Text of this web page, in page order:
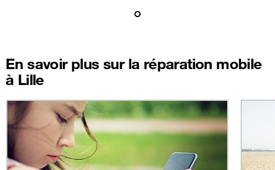
En savoir plus sur la réparation mobile
à Lille